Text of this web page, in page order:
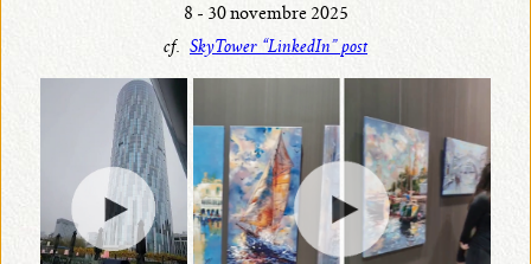
8 - 30 novembre 2025
cf. SkyTower “LinkedIn” post